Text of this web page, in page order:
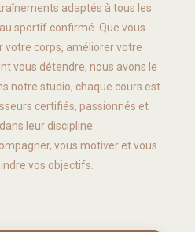
adaptés à tous les
sportif confirmé. Que vous
votre corps, améliorer votre
vous détendre, nous avons le
notre studio, chaque cours est
certifiés, passionnés et
leur discipline.
vous motiver et vous
vos objectifs.